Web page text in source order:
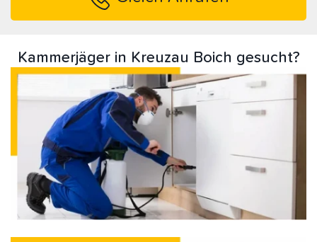
Kammerjäger in Kreuzau Boich gesucht?